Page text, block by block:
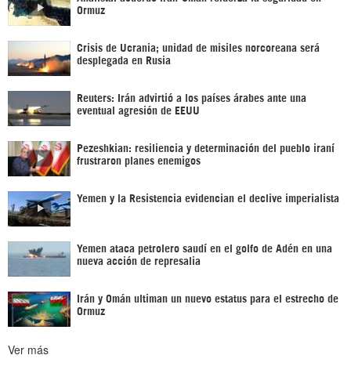
Ormuz
Crisis de Ucrania; unidad de misiles norcoreana será
desplegada en Rusia
Reuters: Irán advirtió a los países árabes ante una
eventual agresión de EEUU
Pezeshkian: resiliencia y determinación del pueblo iraní
frustraron planes enemigos
Yemen y la Resistencia evidencian el declive imperialista
Yemen ataca petrolero saudí en el golfo de Adén en una
nueva acción de represalia
Irán y Omán ultiman un nuevo estatus para el estrecho de
Ormuz
Ver más